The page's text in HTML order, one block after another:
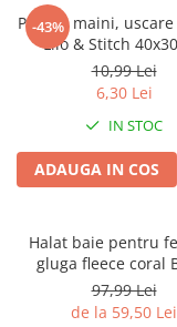
-43%
Prosop maini,
Lilo & Stitch
10,99 Lei
6,30 Lei
IN STOC
ADAUGA IN COS
Halat baie pentru
gluga fleece coral
97,99 Lei
de la 59,50 Lei